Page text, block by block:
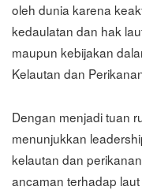
oleh dunia karena
kedaulatan dan hak
maupun kebijakan
Kelautan dan
Dengan menjadi tuan
menunjukkan
kelautan dan
ancaman terhadap